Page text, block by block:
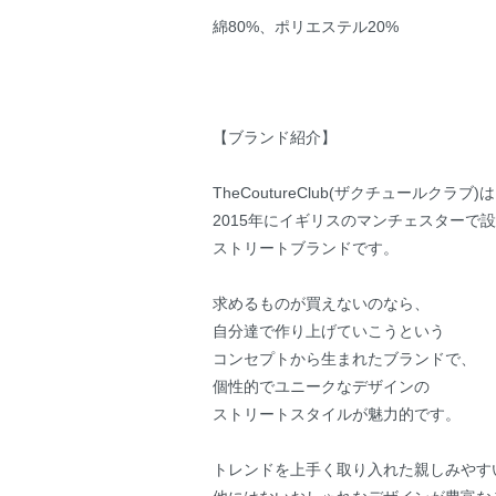
綿80%、ポリエステル20%
【ブランド紹介】
TheCoutureClub(ザクチュールクラブ)は
2015年にイギリスのマンチェスターで
ストリートブランドです。
求めるものが買えないのなら、
自分達で作り上げていこうという
コンセプトから生まれたブランドで、
個性的でユニークなデザインの
ストリートスタイルが魅力的です。
トレンドを上手く取り入れた親しみやす